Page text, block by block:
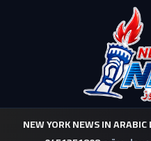
NEW YORK NEWS IN ARABIC